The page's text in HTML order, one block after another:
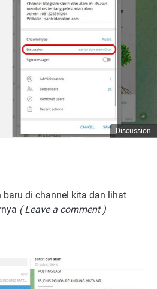
Discussion
di channel kita dan lihat
( Leave a comment )